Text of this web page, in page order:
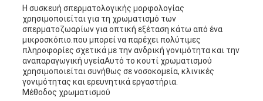
Η συσκευή σπερματολογικής μορφολογίας
χρησιμοποιείται για τη χρωματισμό των
σπερματοζωαρίων για οπτική εξέταση κάτω από ένα
μικροσκόπιο.που μπορεί να παρέχει πολύτιμες
πληροφορίες σχετικά με την ανδρική γονιμότητα και την
αναπαραγωγική υγείαΑυτό το κουτί χρωματισμού
χρησιμοποιείται συνήθως σε νοσοκομεία, κλινικές
γονιμότητας και ερευνητικά εργαστήρια.
Μέθοδος χρωματισμού